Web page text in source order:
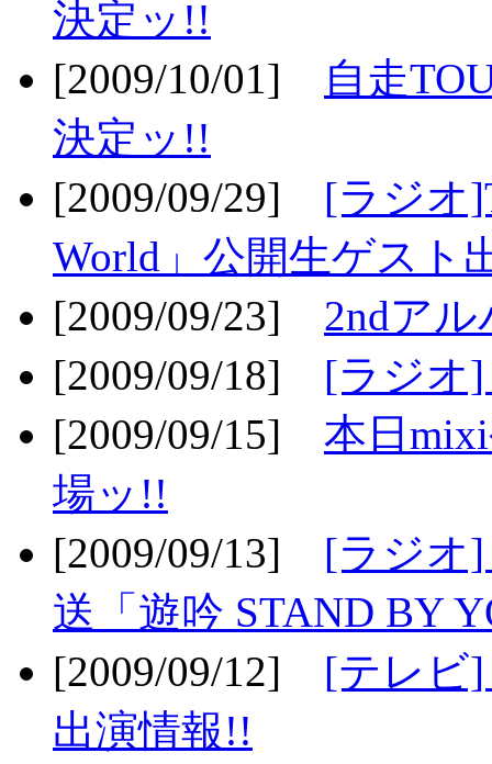
決定ッ!!
[2009/10/01]
自走
決定ッ!!
[2009/09/29] [ラジオ
World」公開生ゲスト
[2009/09/23] 2ndア
[2009/09/18] [ラジオ
[2009/09/15] 本日
場ッ!!
[2009/09/13] [ラジオ]
送「遊吟 STAND BY
[2009/09/12] [テレビ]
出演情報!!